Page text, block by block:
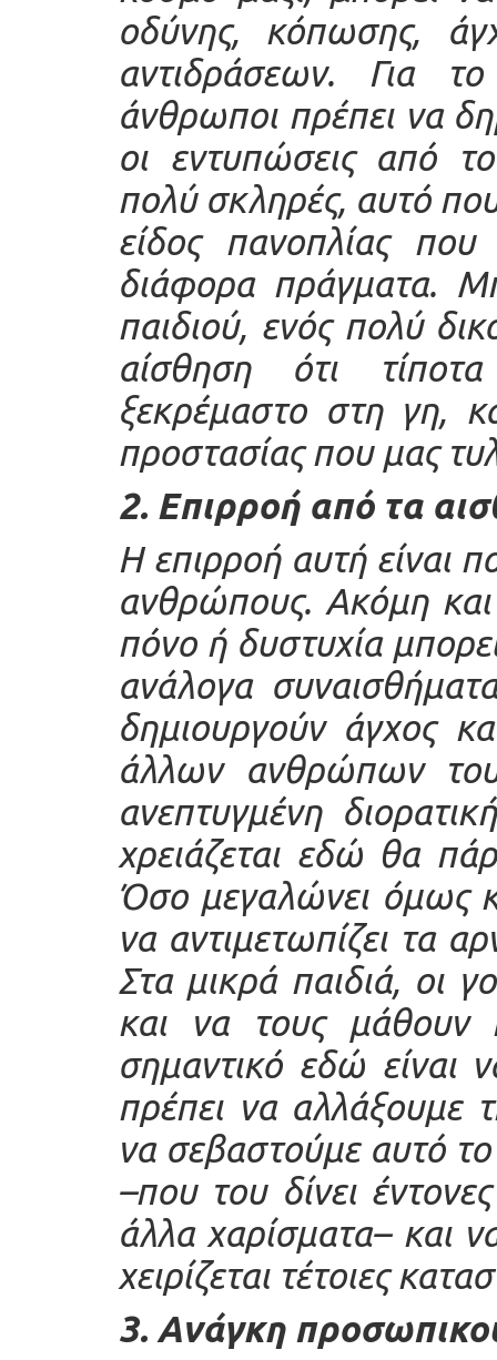
οδύνης, κόπωσης,
αντιδράσεων. Για
άνθρωποι πρέπει να
οι εντυπώσεις από
πολύ σκληρές, αυτό
είδος πανοπλίας
διάφορα πράγματα.
παιδιού, ενός πολύ
αίσθηση ότι
ξεκρέμαστο στη γη,
προστασίας που μας
2. Επιρροή από τα
Η επιρροή αυτή είναι
ανθρώπους. Ακόμη
πόνο ή δυστυχία
ανάλογα
δημιουργούν άγχος
άλλων ανθρώπων
ανεπτυγμένη
χρειάζεται εδώ θα
Όσο μεγαλώνει όμως
να αντιμετωπίζει τα
Στα μικρά παιδιά, οι
και να τους μάθουν
σημαντικό εδώ είναι
πρέπει να αλλάξουμε
να σεβαστούμε αυτό
–που του δίνει
άλλα χαρίσματα– και
χειρίζεται τέτοιες
3. Ανάγκη